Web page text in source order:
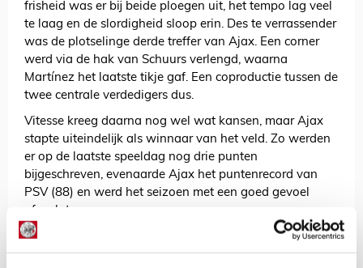
frisheid was er bij beide ploegen uit, het tempo lag veel
te laag en de slordigheid sloop erin. Des te verrassender
was de plotselinge derde treffer van Ajax. Een corner
werd via de hak van Schuurs verlengd, waarna
Martínez het laatste tikje gaf. Een coproductie tussen de
twee centrale verdedigers dus.
Vitesse kreeg daarna nog wel wat kansen, maar Ajax
stapte uiteindelijk als winnaar van het veld. Zo werden
er op de laatste speeldag nog drie punten
bijgeschreven, evenaarde Ajax het puntenrecord van
PSV (88) en werd het seizoen met een goed gevoel
afgesloten.
Fijne vakantie, Ajacieden!